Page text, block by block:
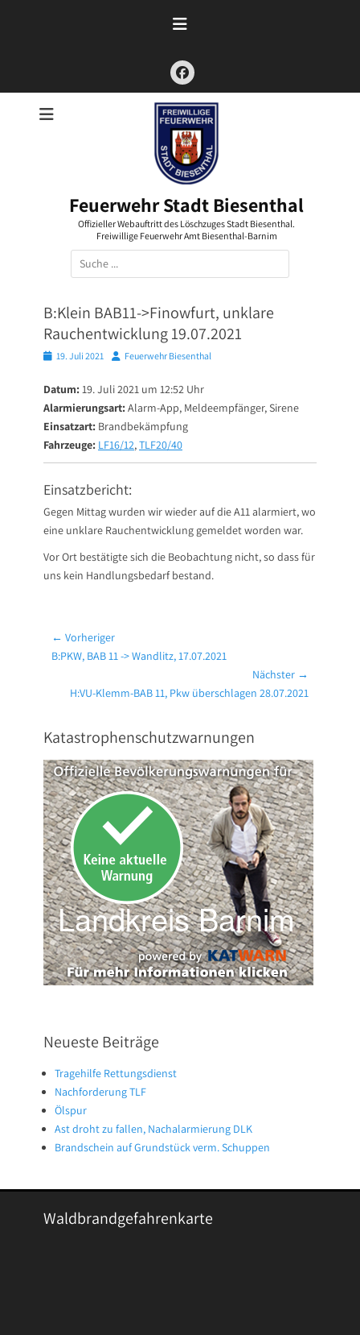
Facebook
Feuerwehr Stadt Biesenthal
Offizieller Webauftritt des Löschzuges Stadt Biesenthal.
Freiwillige Feuerwehr Amt Biesenthal-Barnim
Suchen
nach:
B:Klein BAB11->Finowfurt, unklare
Rauchentwicklung 19.07.2021
Posted19. Juli 2021 AutorFeuerwehr Biesenthal
Datum: 19. Juli 2021 um 12:52 Uhr
Alarmierungsart: Alarm-App, Meldeempfänger, Sirene
Einsatzart: Brandbekämpfung
Fahrzeuge: LF16/12,TLF20/40
Einsatzbericht:
Gegen Mittag wurden wir wieder auf die A11 alarmiert, wo
eine unklare Rauchentwicklung gemeldet worden war.
Vor Ort bestätigte sich die Beobachtung nicht, so dass für
uns kein Handlungsbedarf bestand.
Beitragsnavigation
← Vorheriger
Vorheriger
B:PKW, BAB 11 -> Wandlitz, 17.07.2021
Nächster →
Nächster
H:VU-Klemm-BAB 11, Pkw überschlagen 28.07.2021
Katastrophenschutzwarnungen
Neueste Beiträge
Tragehilfe Rettungsdienst
Nachforderung TLF
Ölspur
Ast droht zu fallen, Nachalarmierung DLK
Brandschein auf Grundstück verm. Schuppen
Waldbrandgefahrenkarte